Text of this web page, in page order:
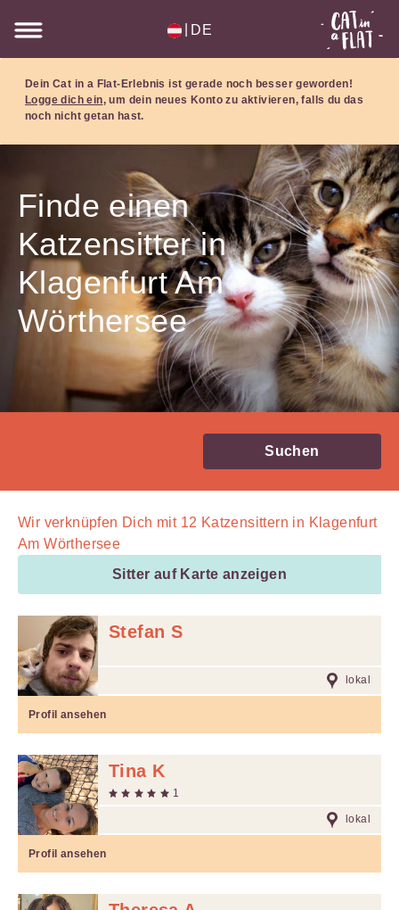
DE
Dein Cat in a Flat-Erlebnis ist gerade noch besser geworden!
Logge dich ein, um dein neues Konto zu aktivieren, falls du das
noch nicht getan hast.
Finde einen
Katzensitter in
Klagenfurt Am
Wörthersee
Suchen
Wir verknüpfen Dich mit 12 Katzensittern in Klagenfurt
Am Wörthersee
Sitter auf Karte anzeigen
Stefan S
lokal
Profil ansehen
Tina K
1
lokal
Profil ansehen